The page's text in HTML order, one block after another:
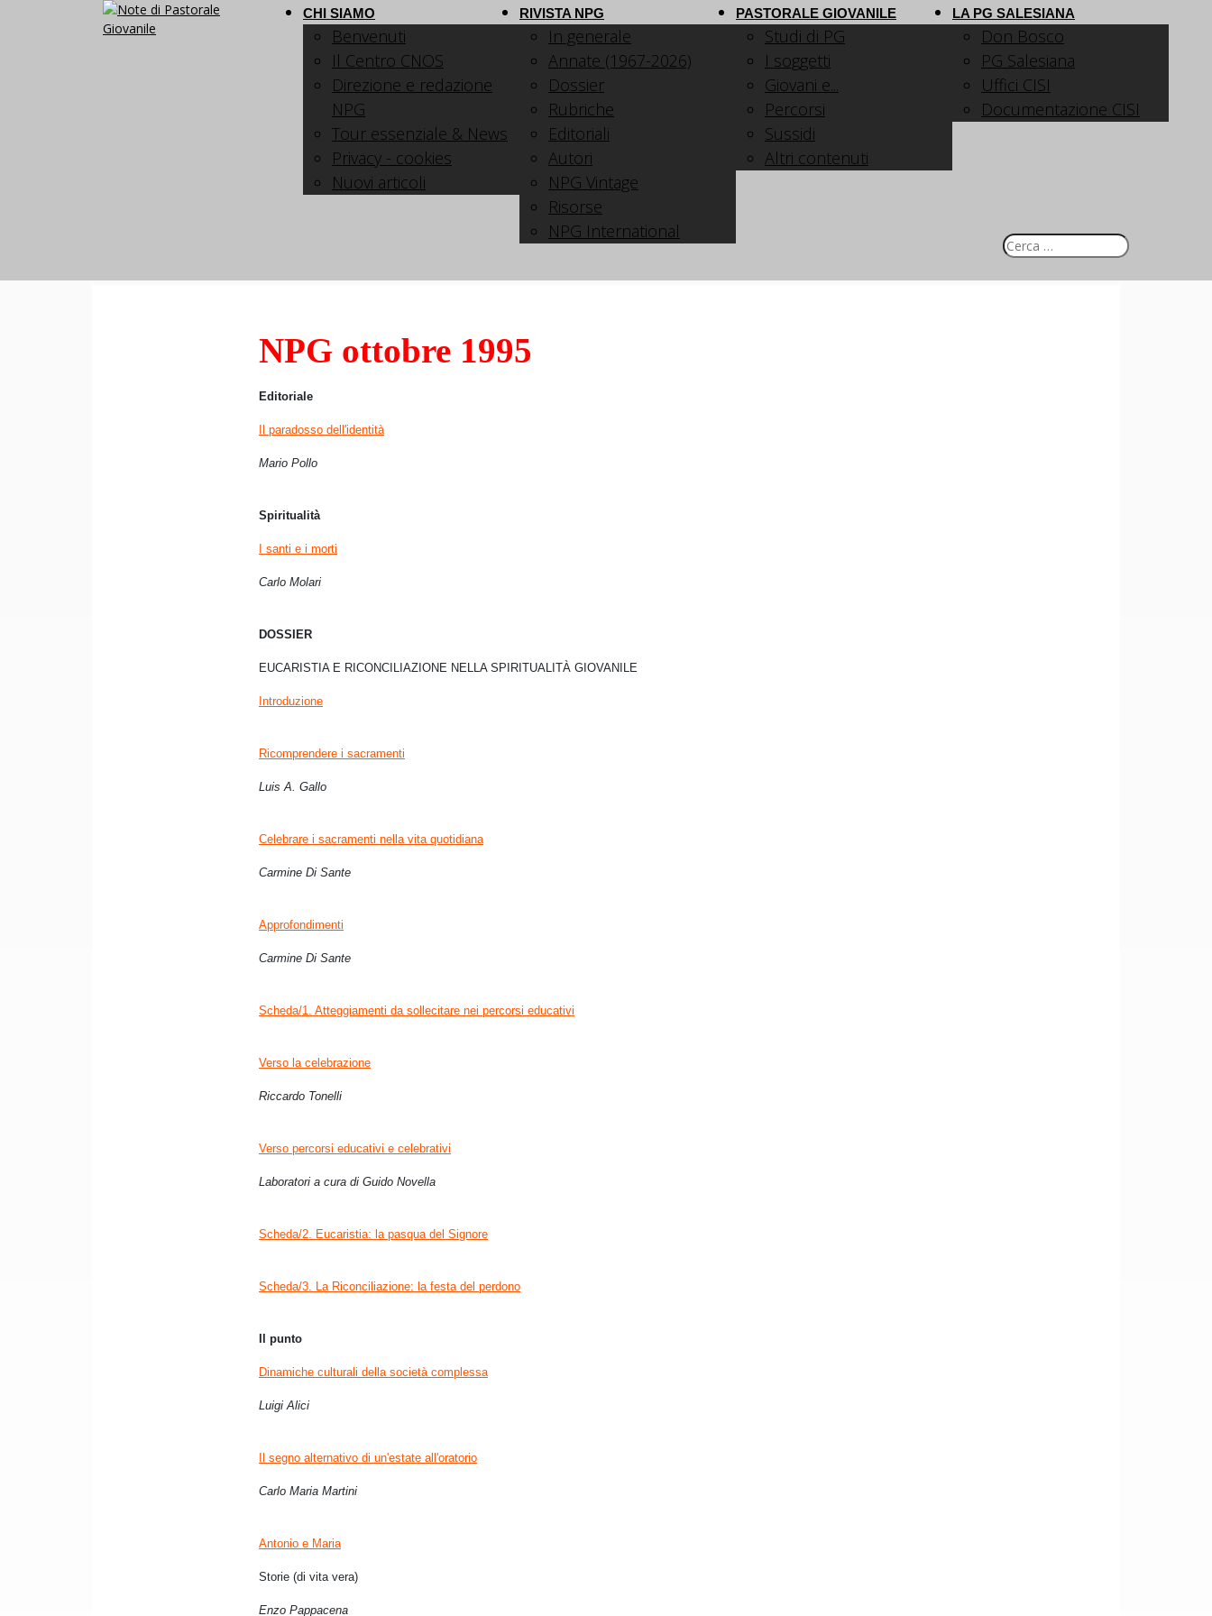
CHI SIAMO
Benvenuti
Il Centro CNOS
Direzione e redazione
NPG
Tour essenziale & News
Privacy - cookies
Nuovi articoli
RIVISTA NPG
In generale
Annate (1967-2026)
Dossier
Rubriche
Editoriali
Autori
NPG Vintage
Risorse
NPG International
PASTORALE GIOVANILE
Studi di PG
I soggetti
Giovani e...
Percorsi
Sussidi
Altri contenuti
LA PG SALESIANA
Don Bosco
PG Salesiana
Uffici CISI
Documentazione CISI
NPG ottobre 1995
Editoriale
Il paradosso dell'identità
Mario Pollo
Spiritualità
I santi e i morti
Carlo Molari
DOSSIER
EUCARISTIA E RICONCILIAZIONE NELLA SPIRITUALITÀ GIOVANILE
Introduzione
Ricomprendere i sacramenti
Luis A. Gallo
Celebrare i sacramenti nella vita quotidiana
Carmine Di Sante
Approfondimenti
Carmine Di Sante
Scheda/1. Atteggiamenti da sollecitare nei percorsi educativi
Verso la celebrazione
Riccardo Tonelli
Verso percorsi educativi e celebrativi
Laboratori a cura di Guido Novella
Scheda/2. Eucaristia: la pasqua del Signore
Scheda/3. La Riconciliazione: la festa del perdono
Il punto
Dinamiche culturali della società complessa
Luigi Alici
Il segno alternativo di un'estate all'oratorio
Carlo Maria Martini
Antonio e Maria
Storie (di vita vera)
Enzo Pappacena